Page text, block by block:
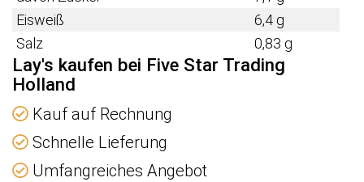
Eisweiß
6,4 g
Salz
0,83 g
Lay's kaufen bei Five Star Trading
Holland
Kauf auf Rechnung
Schnelle Lieferung
Umfangreiches Angebot